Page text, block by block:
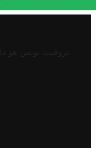
تروفيت تونس هو